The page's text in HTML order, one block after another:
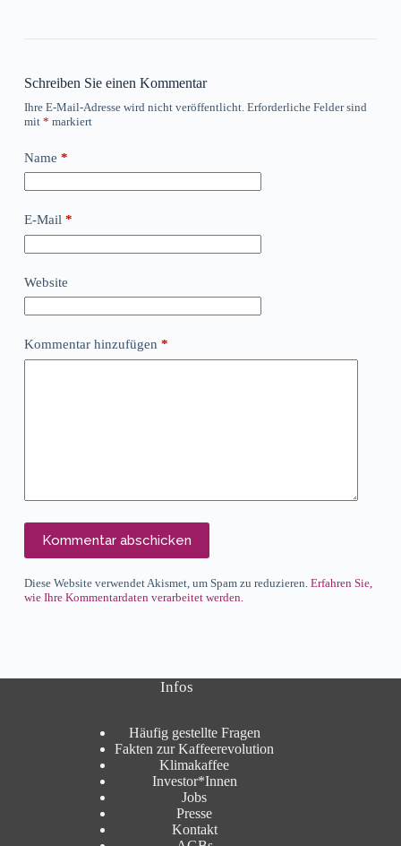
Schreiben Sie einen Kommentar
Ihre E-Mail-Adresse wird nicht veröffentlicht. Erforderliche Felder sind
mit * markiert
Name *
E-Mail*
Website
Kommentar hinzufügen *
Kommentar abschicken
Diese Website verwendet Akismet, um Spam zu reduzieren. Erfahren Sie,
wie Ihre Kommentardaten verarbeitet werden.
Infos
Häufig gestellte Fragen
Fakten zur Kaffeerevolution
Klimakaffee
Investor*Innen
Jobs
Presse
Kontakt